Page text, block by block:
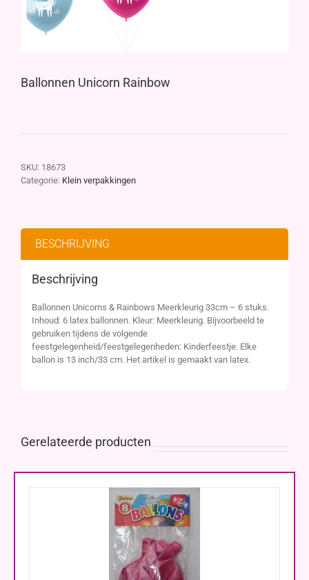
Ballonnen Unicorn Rainbow
SKU: 18673
Categorie: Klein verpakkingen
BESCHRIJVING
Beschrijving
Ballonnen Unicorns & Rainbows Meerkleurig 33cm – 6 stuks.
Inhoud: 6 latex ballonnen. Kleur: Meerkleurig. Bijvoorbeeld te
gebruiken tijdens de volgende
feestgelegenheid/feestgelegenheden: Kinderfeestje. Elke
ballon is 13 inch/33 cm. Het artikel is gemaakt van latex.
Gerelateerde producten